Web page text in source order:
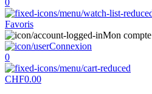
0
Favoris
Mon compte
Connexion
0
CHF0.00